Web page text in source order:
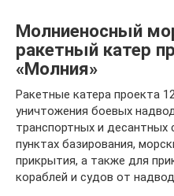
Молниеносный
ракетный катер
«Молния»
Ракетные катера проекта
уничтожения боевых
транспортных и десантных
пунктах базирования,
прикрытия, а также для
кораблей и судов от